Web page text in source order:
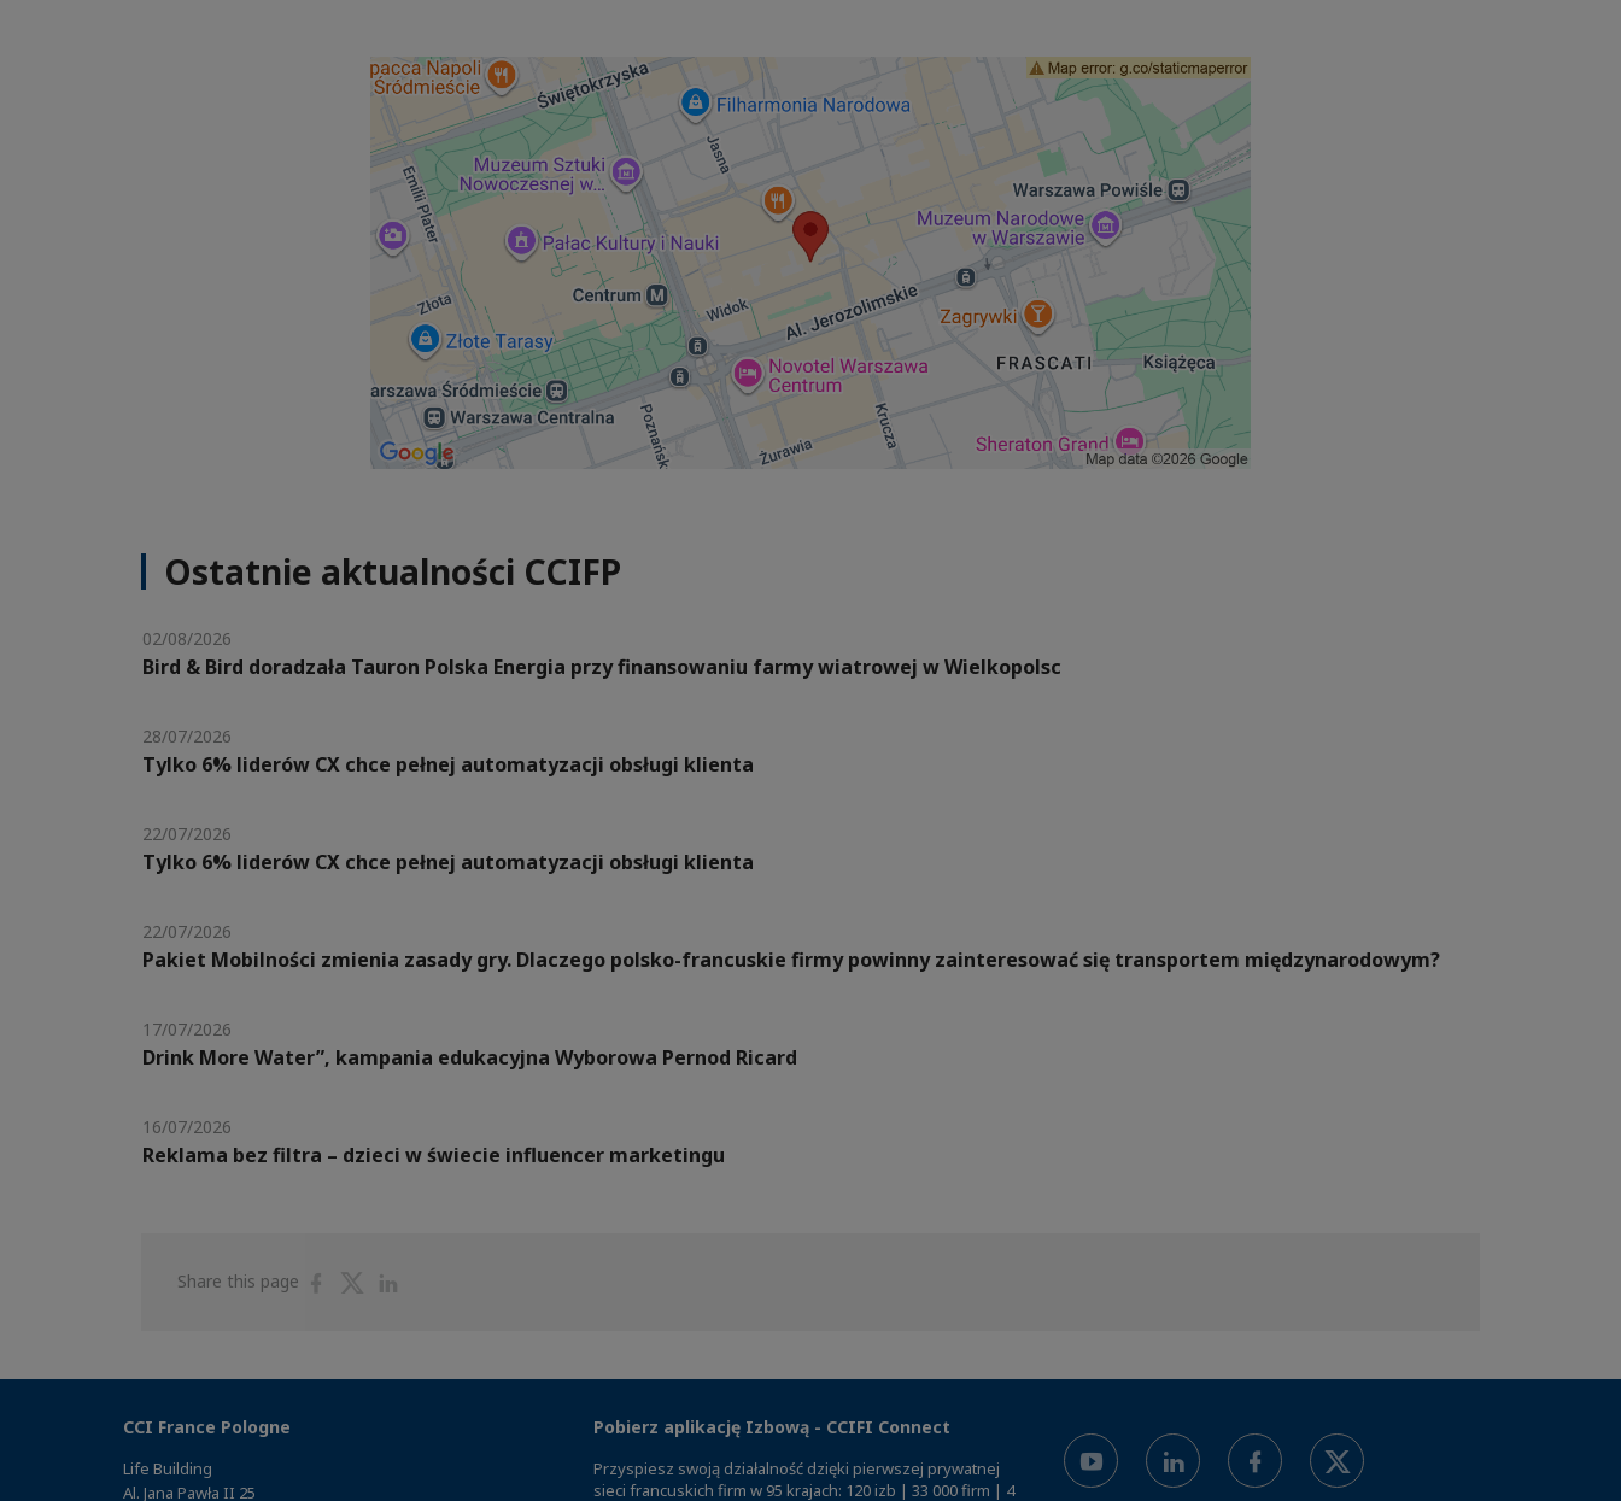
Ostatnie aktualności CCIFP
02/08/2026
Bird & Bird doradzała Tauron Polska Energia przy finansowaniu farmy wiatrowej w Wielkopolsc
28/07/2026
Tylko 6% liderów CX chce pełnej automatyzacji obsługi klienta
22/07/2026
Tylko 6% liderów CX chce pełnej automatyzacji obsługi klienta
22/07/2026
Pakiet Mobilności zmienia zasady gry. Dlaczego polsko-francuskie firmy powinny zainteresować się transportem międzynarodowym?
17/07/2026
Drink More Water”, kampania edukacyjna Wyborowa Pernod Ricard
16/07/2026
Reklama bez filtra – dzieci w świecie influencer marketingu
Share this page
ShareShare
CCI France Pologne
Life Building
Al. Jana Pawła II 25
Pobierz aplikację Izbową - CCIFI Connect
Przyspiesz swoją działalność dzięki pierwszej prywatnej
sieci francuskich firm w 95 krajach: 120 izb | 33 000 firm | 4